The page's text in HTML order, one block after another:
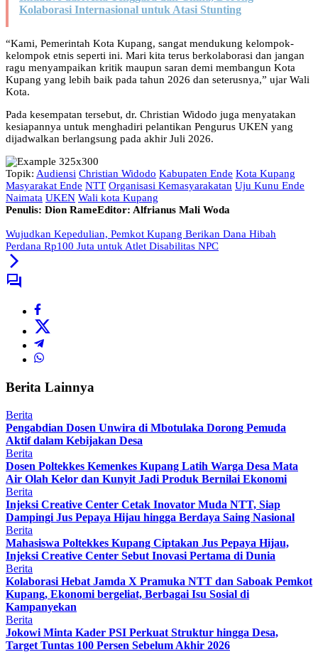
Kolaborasi Internasional untuk Atasi Stunting
“Kami, Pemerintah Kota Kupang, sangat mendukung kelompok-
kelompok etnis seperti ini. Mari kita terus berkolaborasi dan jangan
ragu menyampaikan kritik maupun saran demi membangun Kota
Kupang yang lebih baik pada tahun 2026 dan seterusnya,” ujar Wali
Kota.
Pada kesempatan tersebut, dr. Christian Widodo juga menyatakan
kesiapannya untuk menghadiri pelantikan Pengurus UKEN yang
dijadwalkan berlangsung pada akhir Juli 2026.
Topik: Audiensi Christian Widodo Kabupaten Ende Kota Kupang
Masyarakat Ende NTT Organisasi Kemasyarakatan Uju Kunu Ende
Naimata UKEN Wali kota Kupang
Penulis: Dion RameEditor: Alfrianus Mali Woda
Wujudkan Kepedulian, Pemkot Kupang Berikan Dana Hibah
Perdana Rp100 Juta untuk Atlet Disabilitas NPC
Berita Lainnya
Berita
Pengabdian Dosen Unwira di Mbotulaka Dorong Pemuda
Aktif dalam Kebijakan Desa
Berita
Dosen Poltekkes Kemenkes Kupang Latih Warga Desa Mata
Air Olah Kelor dan Kunyit Jadi Produk Bernilai Ekonomi
Berita
Injeksi Creative Center Cetak Inovator Muda NTT, Siap
Dampingi Jus Pepaya Hijau hingga Berdaya Saing Nasional
Berita
Mahasiswa Poltekkes Kupang Ciptakan Jus Pepaya Hijau,
Injeksi Creative Center Sebut Inovasi Pertama di Dunia
Berita
Kolaborasi Hebat Jamda X Pramuka NTT dan Saboak Pemkot
Kupang, Ekonomi bergeliat, Berbagai Isu Sosial di
Kampanyekan
Berita
Jokowi Minta Kader PSI Perkuat Struktur hingga Desa,
Target Tuntas 100 Persen Sebelum Akhir 2026